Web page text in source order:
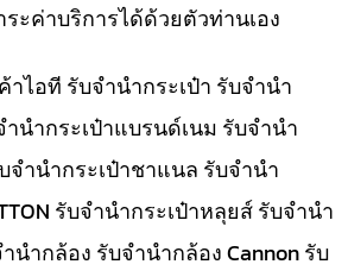
ะค่าบริการได้ด้วยตัวท่านเอง
ไอที รับจำนำกระเป๋า รับจำนำ
นำกระเป๋าแบรนด์เนม รับจำนำ
บจำนำกระเป๋าชาแนล รับจำนำ
รับจำนำกระเป๋าหลุยส์ รับจำนำ
นำกล้อง รับจำนำกล้อง Cannon รับ